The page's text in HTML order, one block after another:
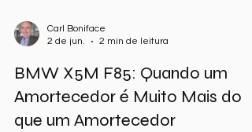
Carl Boniface
2 de jun.
2 min de leitura